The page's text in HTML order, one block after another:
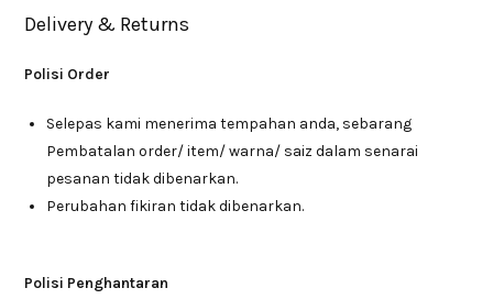
Delivery & Returns
Polisi Order
Selepas kami menerima tempahan anda, sebarang
Pembatalan order/ item/ warna/ saiz dalam senarai
pesanan tidak dibenarkan.
Perubahan fikiran tidak dibenarkan.
Polisi Penghantaran